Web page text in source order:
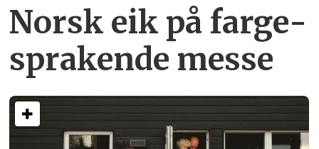
Norsk eik på farge­
sprakende messe